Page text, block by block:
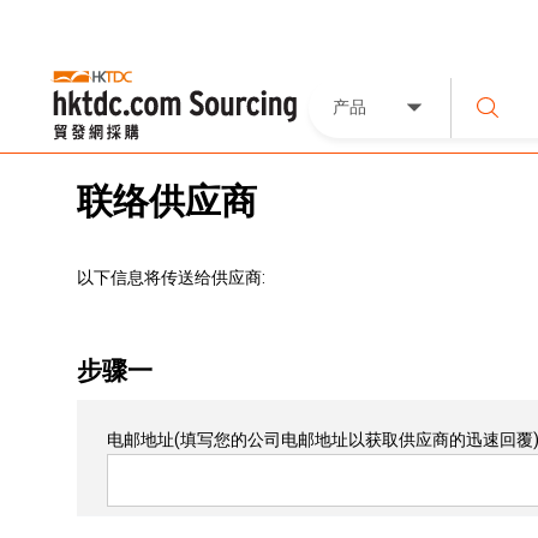
产品
联络供应商
以下信息将传送给供应商:
步骤一
电邮地址(填写您的公司电邮地址以获取供应商的迅速回覆)